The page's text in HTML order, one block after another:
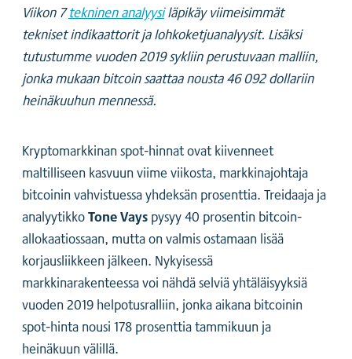
Viikon 7tekninen analyysiläpikäy viimeisimmät
tekniset indikaattorit ja lohkoketjuanalyysit. Lisäksi
tutustumme vuoden 2019 sykliin perustuvaan malliin,
jonka mukaan bitcoin saattaa nousta 46 092 dollariin
heinäkuuhun mennessä.
Kryptomarkkinan spot-hinnat ovat kiivenneet
maltilliseen kasvuun viime viikosta, markkinajohtaja
bitcoinin vahvistuessa yhdeksän prosenttia. Treidaaja ja
analyytikkoTone Vayspysyy 40 prosentin bitcoin-
allokaatiossaan, mutta on valmis ostamaan lisää
korjausliikkeen jälkeen. Nykyisessä
markkinarakenteessa voi nähdä selviä yhtäläisyyksiä
vuoden 2019 helpotusralliin, jonka aikana bitcoinin
spot-hinta nousi 178 prosenttia tammikuun ja
heinäkuun välillä.